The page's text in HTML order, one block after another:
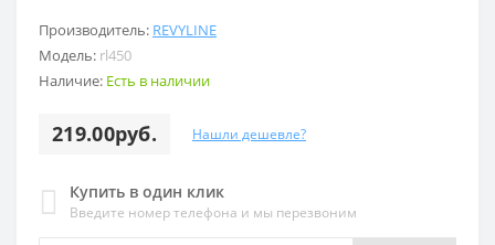
Производитель: REVYLINE
Модель: rl450
Наличие: Есть в наличии
219.00руб. Нашли дешевле?
Купить в один клик
Введите номер телефона и мы перезвоним